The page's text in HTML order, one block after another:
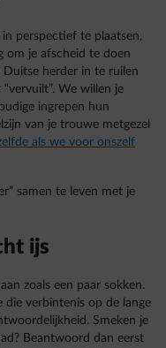
perspectief te plaatsen,
om je afscheid te doen
Duitse herder in te ruilen
We willen je
ingrepen hun
van je trouwe metgezel
als we voor onszelf
samen te leven met je
ijs
zoals een paar sokken.
verbintenis op de lange
Smeken je
Beantwoord dan eerst